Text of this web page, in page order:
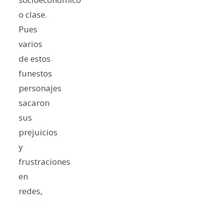
o clase.
Pues
varios
de estos
funestos
personajes
sacaron
sus
prejuicios
y
frustraciones
en
redes,